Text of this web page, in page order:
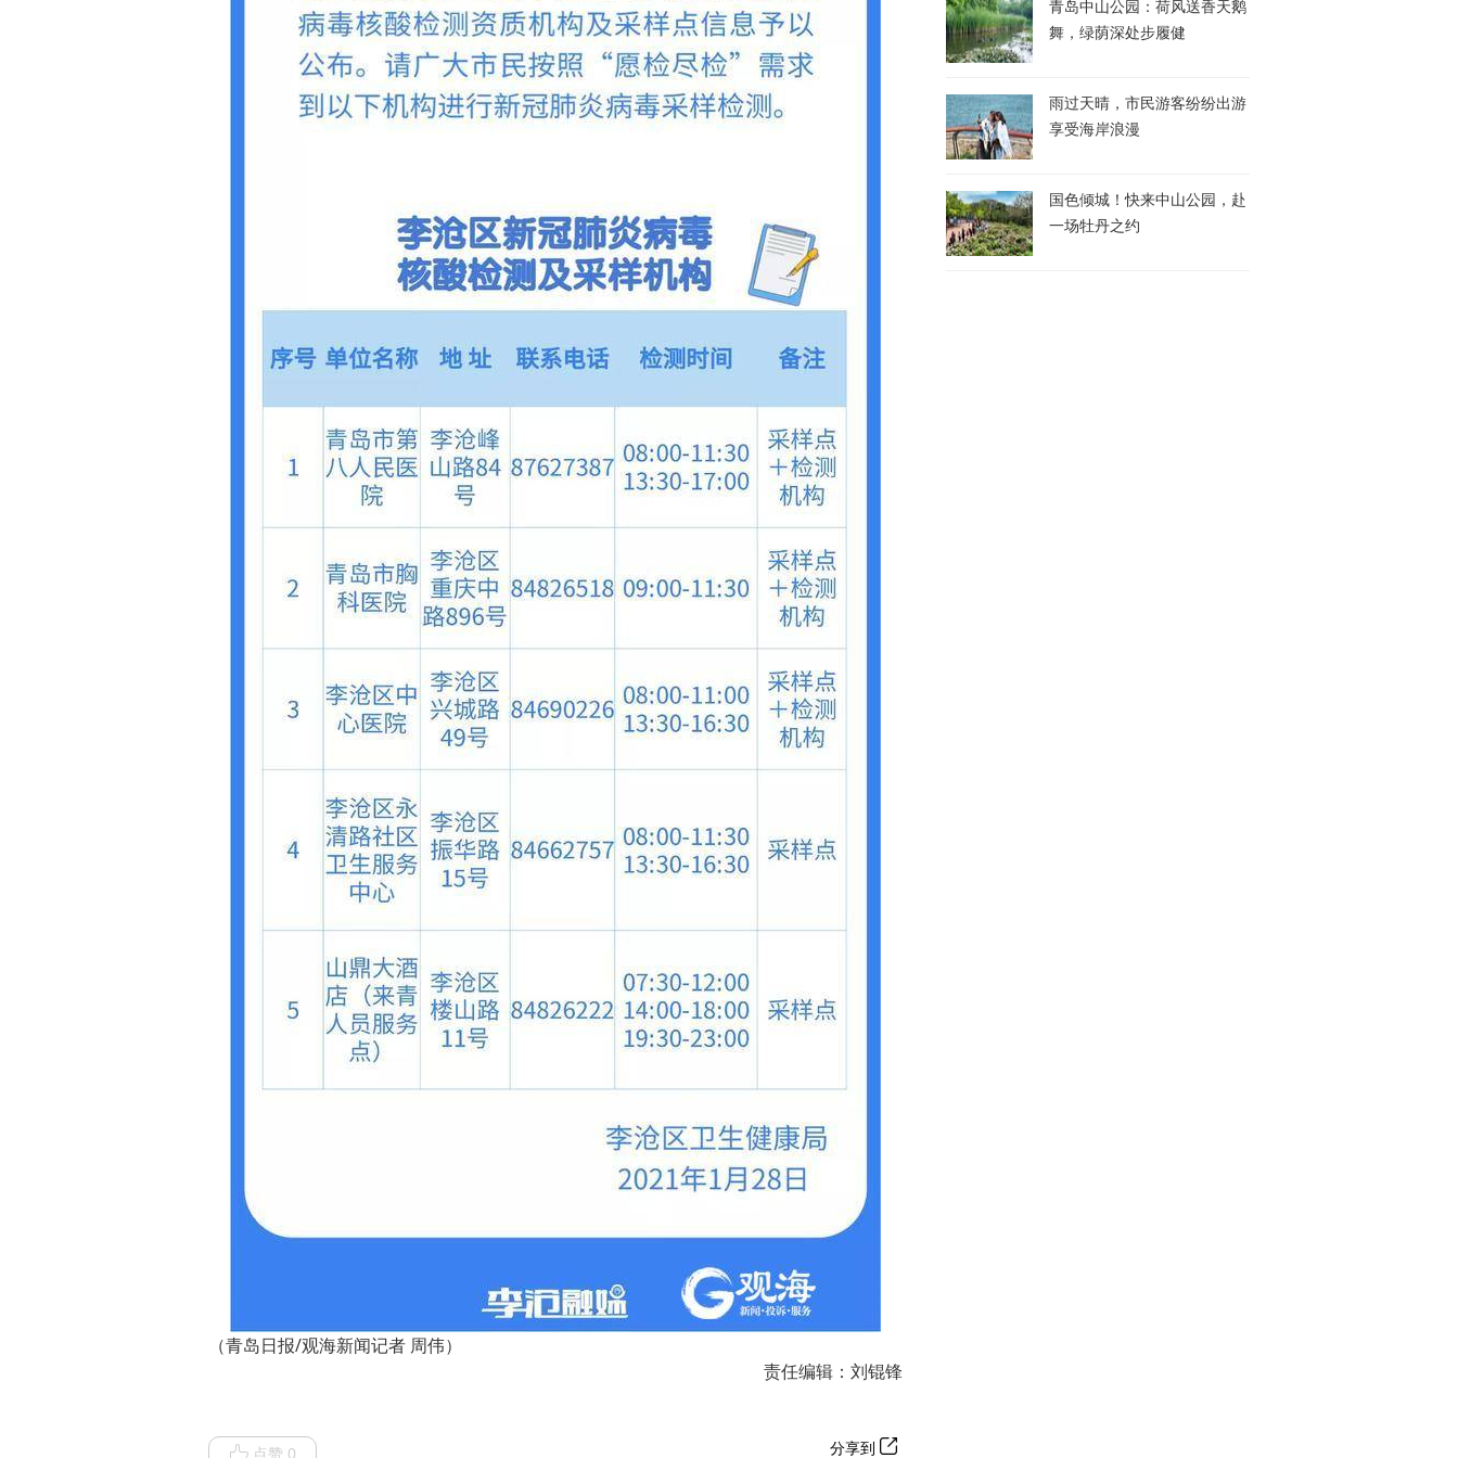
（青岛日报/观海新闻记者 周伟）
责任编辑：刘锟锋
点赞 0 分享到
青岛中山公园：荷风送香天鹅
舞，绿荫深处步履健
雨过天晴，市民游客纷纷出游
享受海岸浪漫
国色倾城！快来中山公园，赴
一场牡丹之约